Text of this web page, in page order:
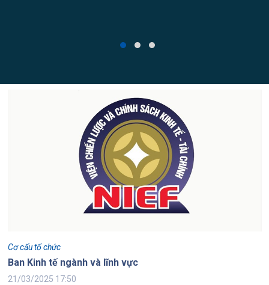
Cơ cấu tổ chức
Ban Kinh tế ngành và lĩnh vực
21/03/2025 17:50